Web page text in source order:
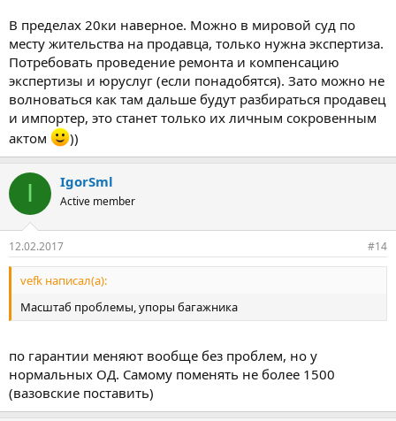
В пределах 20ки наверное. Можно в мировой суд по
месту жительства на продавца, только нужна экспертиза.
Потребовать проведение ремонта и компенсацию
экспертизы и юруслуг (если понадобятся). Зато можно не
волноваться как там дальше будут разбираться продавец
и импортер, это станет только их личным сокровенным
актом
))
I IgorSml
Active member
12.02.2017 #14
vefk написал(а):
Масштаб проблемы, упоры багажника
по гарантии меняют вообще без проблем, но у
нормальных ОД. Самому поменять не более 1500
(вазовские поставить)